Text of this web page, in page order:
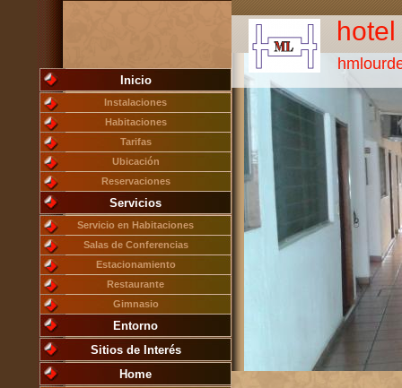
Inicio
Instalaciones
Habitaciones
Tarifas
Ubicación
Reservaciones
Servicios
Servicio en Habitaciones
Salas de Conferencias
Estacionamiento
Restaurante
Gimnasio
Entorno
Sitios de Interés
Home